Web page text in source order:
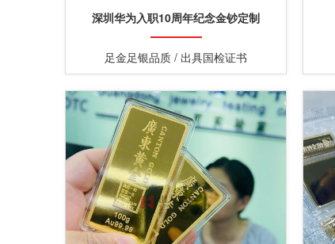
深圳华为入职10周年纪念金钞定制
足金足银品质 / 出具国检证书